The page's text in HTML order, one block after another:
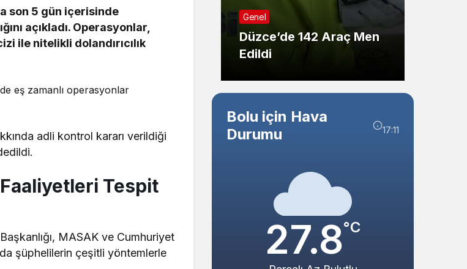
son 5 gün içerisinde
açıkladı. Operasyonlar,
ile nitelikli dolandırıcılık
eş zamanlı operasyonlar
adli kontrol kararı verildiği
Faaliyetleri Tespit
MASAK ve Cumhuriyet
şüphelilerin çeşitli yöntemlerle
Zonguldak’taki
Hastaneler Afetlere
Genel
Düzce’de 142 Araç Men
Edildi
Bolu için Hava
Durumu
17:11
27.8°C